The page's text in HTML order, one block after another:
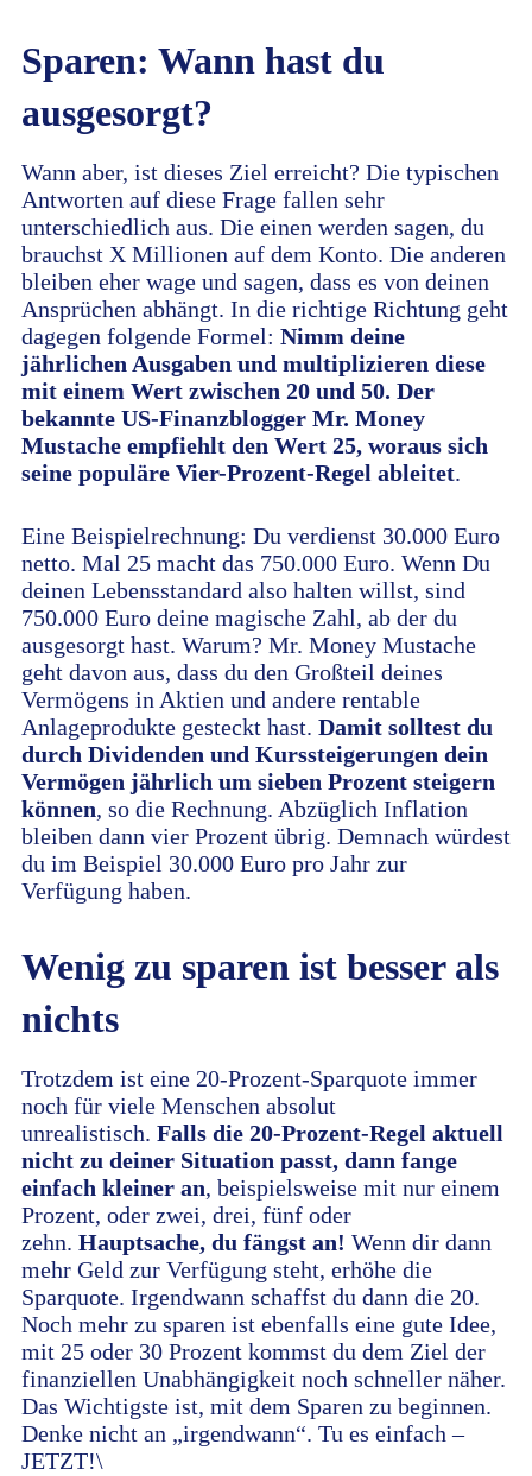
Sparen: Wann hast du
ausgesorgt?
Wann aber, ist dieses Ziel erreicht? Die typischen
Antworten auf diese Frage fallen sehr
unterschiedlich aus. Die einen werden sagen, du
brauchst X Millionen auf dem Konto. Die anderen
bleiben eher wage und sagen, dass es von deinen
Ansprüchen abhängt. In die richtige Richtung geht
dagegen folgende Formel: Nimm deine
jährlichen Ausgaben und multiplizieren diese
mit einem Wert zwischen 20 und 50. Der
bekannte US-Finanzblogger Mr. Money
Mustache empfiehlt den Wert 25, woraus sich
seine populäre Vier-Prozent-Regel ableitet.
Eine Beispielrechnung: Du verdienst 30.000 Euro
netto. Mal 25 macht das 750.000 Euro. Wenn Du
deinen Lebensstandard also halten willst, sind
750.000 Euro deine magische Zahl, ab der du
ausgesorgt hast. Warum? Mr. Money Mustache
geht davon aus, dass du den Großteil deines
Vermögens in Aktien und andere rentable
Anlageprodukte gesteckt hast. Damit solltest du
durch Dividenden und Kurssteigerungen dein
Vermögen jährlich um sieben Prozent steigern
können, so die Rechnung. Abzüglich Inflation
bleiben dann vier Prozent übrig. Demnach würdest
du im Beispiel 30.000 Euro pro Jahr zur
Verfügung haben.
Wenig zu sparen ist besser als
nichts
Trotzdem ist eine 20-Prozent-Sparquote immer
noch für viele Menschen absolut
unrealistisch. Falls die 20-Prozent-Regel aktuell
nicht zu deiner Situation passt, dann fange
einfach kleiner an, beispielsweise mit nur einem
Prozent, oder zwei, drei, fünf oder
zehn. Hauptsache, du fängst an! Wenn dir dann
mehr Geld zur Verfügung steht, erhöhe die
Sparquote. Irgendwann schaffst du dann die 20.
Noch mehr zu sparen ist ebenfalls eine gute Idee,
mit 25 oder 30 Prozent kommst du dem Ziel der
finanziellen Unabhängigkeit noch schneller näher.
Das Wichtigste ist, mit dem Sparen zu beginnen.
Denke nicht an „irgendwann“. Tu es einfach –
JETZT!\